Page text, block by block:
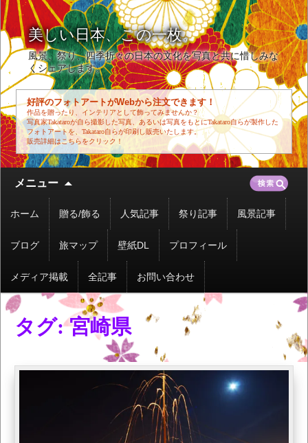
美しい日本、この一枚。
風景、祭り、四季折々の日本の文化を写真と共に惜しみな
くシェアします。
好評のフォトアートがWebから注文できます！
作品を贈ったり、インテリアとして飾ってみませんか？
写真家Takataroが自ら撮影した写真、あるいは写真をもとにTakataro自らが製作した
フォトアートを、Takataro自らが印刷し販売いたします。
販売詳細はこちらをクリック！
メニュー
テ
ツ
移
動
ホーム 贈る/飾る 人気記事 祭り記事 風景記事
ブログ 旅マップ 壁紙DL プロフィール
メディア掲載 全記事 お問い合わせ
検
索:
タグ: 宮崎県